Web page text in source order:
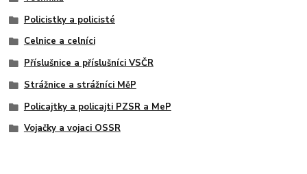
Policistky a policisté
Celnice a celníci
Příslušnice a příslušníci VSČR
Strážnice a strážníci MěP
Policajtky a policajti PZSR a MeP
Vojačky a vojaci OSSR